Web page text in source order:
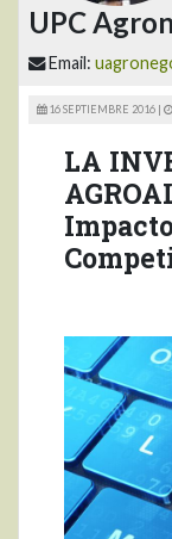
UPC
Email:
16 SEPTIEMBRE 2016 |
LA